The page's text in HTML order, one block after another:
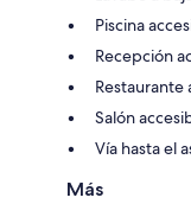
Piscina
Recepción
Restaurante
Salón
Vía hasta el
Más